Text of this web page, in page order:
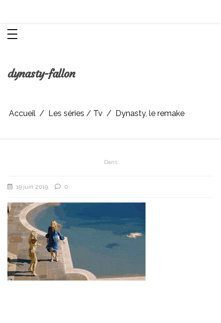
dynasty-fallon
Accueil Les séries / Tv Dynasty, le remake
Dans
19 juin 2019 0